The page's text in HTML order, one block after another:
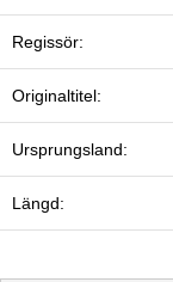
Regissör:
Originaltitel:
Ursprungsland:
Längd: